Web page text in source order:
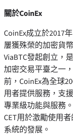
關於CoinEx
CoinEx成立於2017
屢獲殊榮的加密貨
ViaBTC發起創立，
加密交易平臺之一
前，CoinEx為全球
用者提供服務，支
專業級功能與服務
CET用於激勵使用
系統的發展。